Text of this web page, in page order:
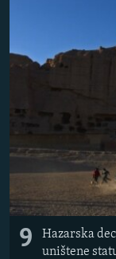
9
Hazarska
uništene